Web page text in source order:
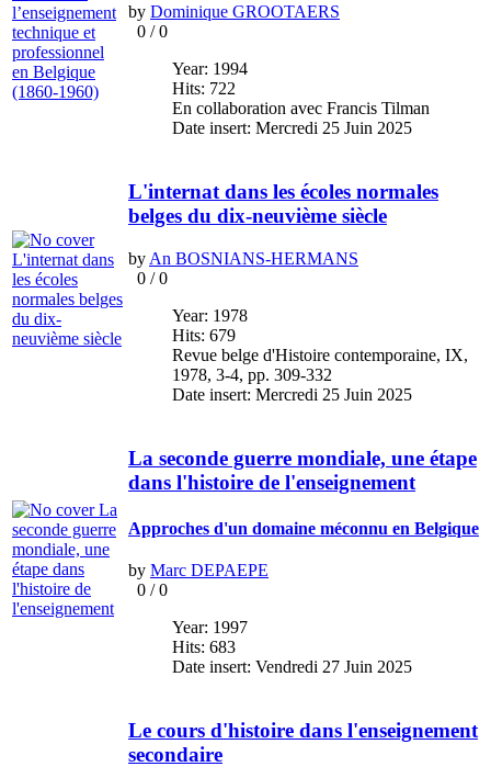
by Dominique GROOTAERS
0 /0
Year: 1994
Hits: 722
En collaboration avec Francis Tilman
Date insert: Mercredi 25 Juin 2025
L'internat dans les écoles normales
belges du dix-neuvième siècle
by An BOSNIANS-HERMANS
0 /0
Year: 1978
Hits: 679
Revue belge d'Histoire contemporaine, IX,
1978, 3-4, pp. 309-332
Date insert: Mercredi 25 Juin 2025
La seconde guerre mondiale, une étape
dans l'histoire de l'enseignement
Approches d'un domaine méconnu en Belgique
by Marc DEPAEPE
0 /0
Year: 1997
Hits: 683
Date insert: Vendredi 27 Juin 2025
Le cours d'histoire dans l'enseignement
secondaire